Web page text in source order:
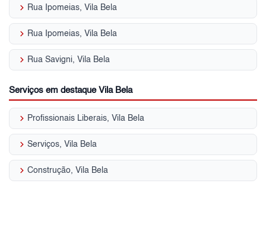
keyboard_arrow_right Rua Ipomeias, Vila Bela
keyboard_arrow_right Rua Ipomeias, Vila Bela
keyboard_arrow_right Rua Savigni, Vila Bela
Serviços em destaque Vila Bela
keyboard_arrow_right Profissionais Liberais, Vila Bela
keyboard_arrow_right Serviços, Vila Bela
keyboard_arrow_right Construção, Vila Bela